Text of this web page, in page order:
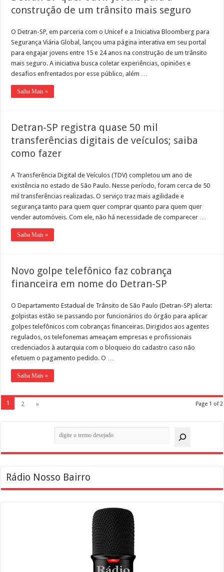
construção de um trânsito mais seguro
O Detran-SP, em parceria com o Unicef e a Iniciativa Bloomberg para
Segurança Viária Global, lançou uma página interativa em seu portal
para engajar jovens entre 15 e 24 anos na construção de um trânsito
mais seguro. A iniciativa busca coletar experiências, opiniões e
desafios enfrentados por esse público, além …
Saiba Mais »
Detran-SP registra quase 50 mil
transferências digitais de veículos; saiba
como fazer
A Transferência Digital de Veículos (TDV) completou um ano de
existência no estado de São Paulo. Nesse período, foram cerca de 50
mil transferências realizadas. O serviço traz mais agilidade e
segurança tanto para quem quer comprar quanto para quem quer
vender automóveis. Com ele, não há necessidade de comparecer …
Saiba Mais »
Novo golpe telefônico faz cobrança
financeira em nome do Detran-SP
O Departamento Estadual de Trânsito de São Paulo (Detran-SP) alerta:
golpistas estão se passando por funcionários do órgão para aplicar
golpes telefônicos com cobranças financeiras. Dirigidos aos agentes
regulados, os telefonemas ameaçam empresas e profissionais
credenciados à autarquia com o bloqueio do cadastro caso não
efetuem o pagamento pedido. O …
Saiba Mais »
Page 1 of 2
1 2 »
Rádio Nosso Bairro